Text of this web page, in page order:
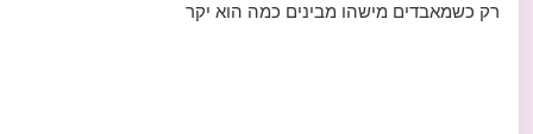
רק כשמאבדים מישהו מבינים כמה הוא יקר